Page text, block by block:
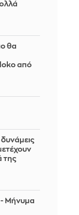
θα
από
δυνάμεις
της
- Μήνυμα